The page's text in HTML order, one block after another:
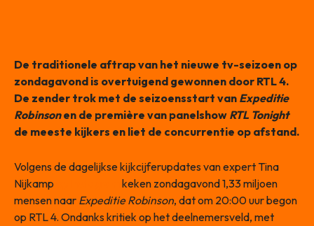
De traditionele aftrap van het nieuwe tv-seizoen op
zondagavond is overtuigend gewonnen door RTL 4.
De zender trok met de seizoensstart van Expeditie
Robinsonen de première van panelshow RTL Tonight
de meeste kijkers en liet de concurrentie op afstand.
Volgens de dagelijkse kijkcijferupdates van expert Tina
Nijkamp
keken zondagavond 1,33 miljoen
mensen naar Expeditie Robinson, dat om 20:00 uur begon
op RTL 4. Ondanks kritiek op het deelnemersveld, met